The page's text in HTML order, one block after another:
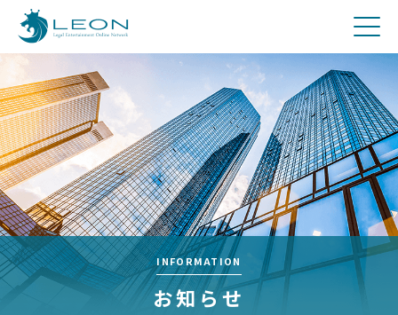
費用について
Q&A
お問合せ
メディア関係者の方へ
採用
INFORMATION
お知らせ